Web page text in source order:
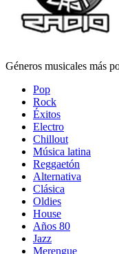
Géneros musicales más
Pop
Rock
Éxitos
Electro
Chillout
Música latina
Reggaetón
Alternativa
Clásica
Oldies
House
Años 80
Jazz
Merengue